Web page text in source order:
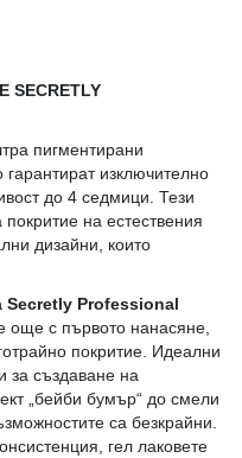
пигментирани
изключително
до 4 седмици. Тези
на естествения
дизайни, които
Secretly Professional
още с първото нанасяне,
покритие. Идеални
за създаване на
„бейби бумър“ до смели
са безкрайни.
гел лаковете